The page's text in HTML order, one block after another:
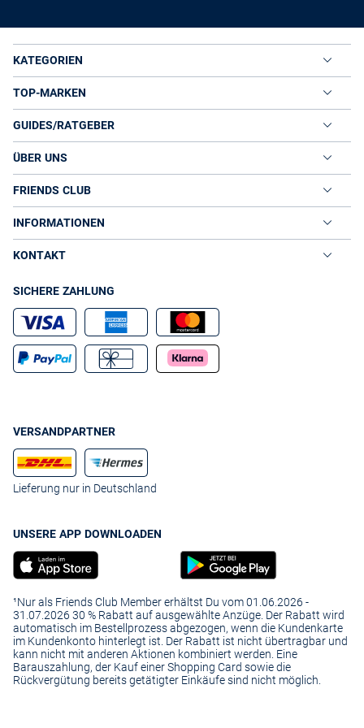
Temperaturen nicht fürchten, sind dennoch optimal gekleidet für
einen perfekten Auftritt im Büro.
Herren Daunenmäntel bei VAN GRAAF
In unserem Online-Shop finden Sie aktuelle Modelle namhafter
Hersteller wie FINSHLEY & HARDING, die aufgrund hervorragender
Verarbeitung und Materialqualität einen optimalen Schutzfaktor und
eine lange Lebensdauer garantieren. Immer wieder werden Modelle
reduziert, sodass auch Schnäppchenjäger bei VAN GRAAF auf Ihre
Kosten kommen.
Dank der großen Produktvielfalt, die unser Online-Shop bietet,
Daunenmanteloder eine modische Alternative entscheiden
unterscheiden sich sowohl in Bewegungsfreiheit, Schnitt und Länge
Daunenmäntel unterscheidet sich unter Umständen in einigen
Punkten. Um allen Vorlieben gerecht zu werden, bieten wir Modelle
mit und ohne Kapuze an. Zudem unterscheidet sich die
Verschlusstechnik: Neben dem klassischen Reißverschluss warten
auch Mäntel mit Druckknöpfen darauf, von Ihnen entdeckt zu
werden.
Auftritt stielvoll ab. Erforschen Sie unseren Online-Shop gemütlich
vom heimischen PC aus und bestellen Sie in nur wenigen Klicks die
perfekte Ausrüstung für den bevorstehenden Winter.
KATEGORIEN
TOP-MARKEN
GUIDES/RATGEBER
ÜBER UNS
FRIENDS CLUB
INFORMATIONEN
KONTAKT
SICHERE ZAHLUNG
VERSANDPARTNER
Lieferung nur in Deutschland
UNSERE APP DOWNLOADEN
¹Nur als Friends Club Member erhältst Du vom 01.06.2026 -
31.07.2026 30 % Rabatt auf ausgewählte Anzüge. Der Rabatt wird
automatisch im Bestellprozess abgezogen, wenn die Kundenkarte
im Kundenkonto hinterlegt ist. Der Rabatt ist nicht übertragbar und
kann nicht mit anderen Aktionen kombiniert werden. Eine
Barauszahlung, der Kauf einer Shopping Card sowie die
Rückvergütung bereits getätigter Einkäufe sind nicht möglich.